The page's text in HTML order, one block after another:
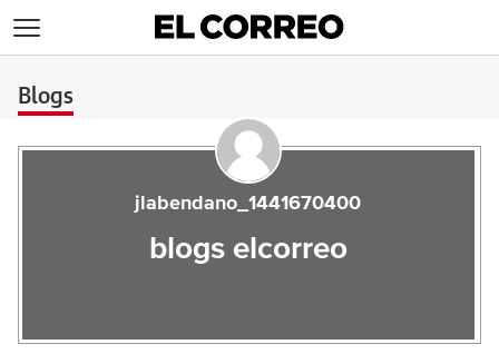
Blogs
jlabendano_1441670400
blogs elcorreo